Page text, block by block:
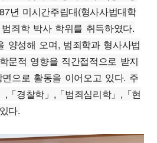
년 미시간주립대(형사사법대학
죄학 박사 학위를 취득하였다.
양성해 오며, 범죄학과 형사사법
문적 영향을 직간접적으로 받지
으로 활동을 이어오고 있다. 주
「경찰학」,「범죄심리학」,「현
다.